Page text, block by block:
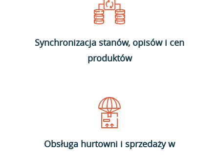
Synchronizacja stanów, opisów i cen
produktów
Obsługa hurtowni i sprzedaży w